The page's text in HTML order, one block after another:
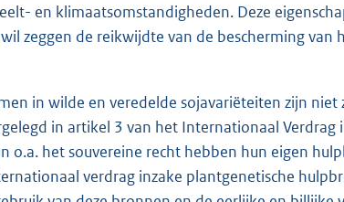
en klimaatsomstandigheden. Deze
zeggen de reikwijdte van de bescherming van
in wilde en veredelde sojavariëteiten zijn
in artikel 3 van het Internationaal Verdrag
o.a. het souvereine recht hebben hun eigen
verdrag inzake plantgenetische